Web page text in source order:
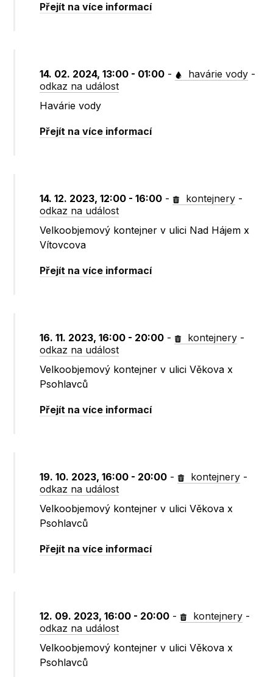
Přejít na více informací
14. 02. 2024, 13:00 - 01:00 - havárie vody -
odkaz na událost
Havárie vody
Přejít na více informací
14. 12. 2023, 12:00 - 16:00 - kontejnery -
odkaz na událost
Velkoobjemový kontejner v ulici Nad Hájem x
Vítovcova
Přejít na více informací
16. 11. 2023, 16:00 - 20:00 - kontejnery -
odkaz na událost
Velkoobjemový kontejner v ulici Věkova x
Psohlavců
Přejít na více informací
19. 10. 2023, 16:00 - 20:00 - kontejnery -
odkaz na událost
Velkoobjemový kontejner v ulici Věkova x
Psohlavců
Přejít na více informací
12. 09. 2023, 16:00 - 20:00 - kontejnery -
odkaz na událost
Velkoobjemový kontejner v ulici Věkova x
Psohlavců